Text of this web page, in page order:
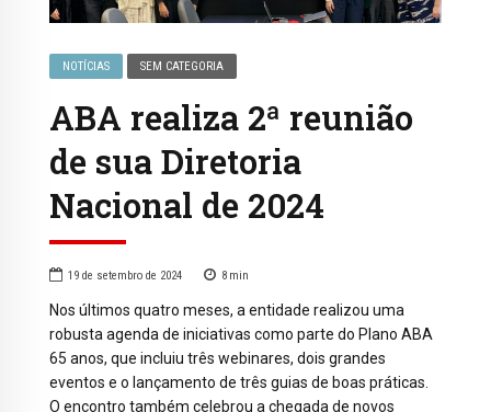
NOTÍCIAS SEM CATEGORIA
ABA realiza 2ª reunião
de sua Diretoria
Nacional de 2024
19 de setembro de 2024 8 min
Nos últimos quatro meses, a entidade realizou uma
robusta agenda de iniciativas como parte do Plano ABA
65 anos, que incluiu três webinares, dois grandes
eventos e o lançamento de três guias de boas práticas.
O encontro também celebrou a chegada de novos